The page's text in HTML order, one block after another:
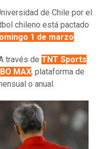
de Chile por el
chileno está pactado
1 de marzo.
través de TNT Sports
MAX, plataforma de
o anual.